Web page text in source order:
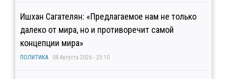
Ишхан Сагателян: «Предлагаемое нам не только
далеко от мира, но и противоречит самой
концепции мира»
ПОЛИТИКА 08 Августа 2026 - 23:10